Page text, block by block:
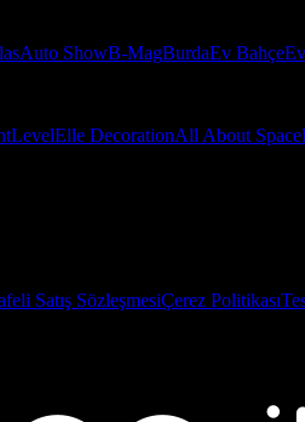
Auto ShowB-MagBurdaEv Bahçe
LevelElle DecorationAll About Space
Satış SözleşmesiÇerez Politikası